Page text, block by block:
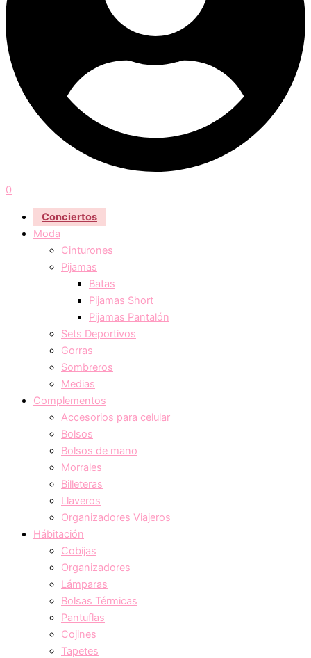
0
Conciertos
Moda
Cinturones
Pijamas
Batas
Pijamas Short
Pijamas Pantalón
Sets Deportivos
Gorras
Sombreros
Medias
Complementos
Accesorios para celular
Bolsos
Bolsos de mano
Morrales
Billeteras
Llaveros
Organizadores Viajeros
Hábitación
Cobijas
Organizadores
Lámparas
Bolsas Térmicas
Pantuflas
Cojines
Tapetes